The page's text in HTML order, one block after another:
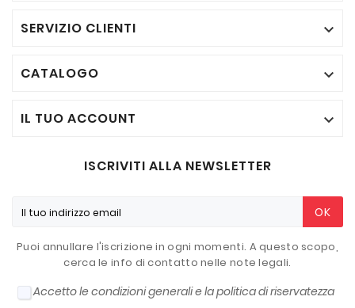
SERVIZIO CLIENTI 
CATALOGO 
IL TUO ACCOUNT 
ISCRIVITI ALLA NEWSLETTER
OK
Puoi annullare l'iscrizione in ogni momenti. A questo scopo,
cerca le info di contatto nelle note legali.
Accetto le condizioni generali e la politica di riservatezza